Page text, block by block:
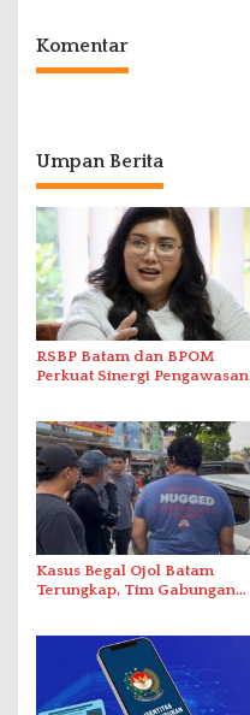
Komentar
Umpan Berita
RSBP Batam dan BPOM
Perkuat Sinergi Pengawasan
Kasus Begal Ojol Batam
Terungkap, Tim Gabungan